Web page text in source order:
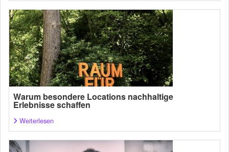
Warum besondere Locations nachhaltige
Erlebnisse schaffen
Weiterlesen